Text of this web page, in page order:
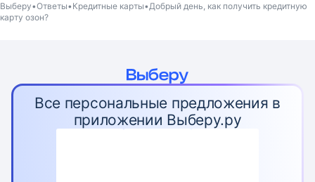
Выберу Ответы Кредитные карты Добрый день, как получить кредитную
карту озон?
Все персональные предложения в
приложении Выберу.ру